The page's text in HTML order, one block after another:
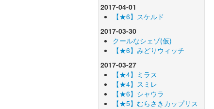
2017-04-01
【★6】スケルド
2017-03-30
クールなシェゾ(仮)
【★6】みどりウィッチ
2017-03-27
【★4】ミラス
【★4】スミレ
【★6】シャウラ
【★5】むらさきカップリス